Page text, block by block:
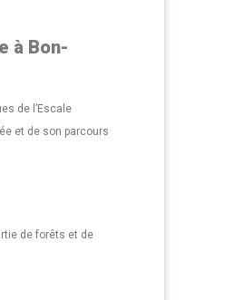
à Bon-
de l’Escale
et de son parcours
de forêts et de